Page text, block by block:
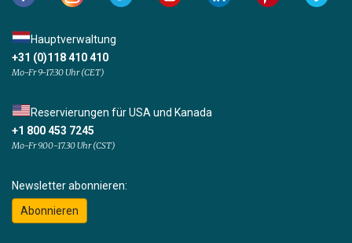
Hauptverwaltung
+31 (0)118 410 410
Mo-Fr 9-17:30 Uhr (CET)
Reservierungen für USA und Kanada
+1 800 453 7245
Mo-Fr 9.00-17.30 Uhr (CST)
Newsletter abonnieren:
Abonnieren